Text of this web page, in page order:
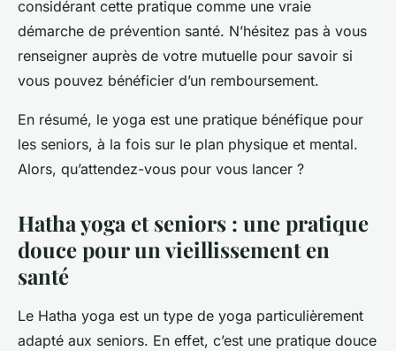
considérant cette pratique comme une vraie
démarche de prévention santé. N’hésitez pas à vous
renseigner auprès de votre mutuelle pour savoir si
vous pouvez bénéficier d’un remboursement.
En résumé, le yoga est une pratique bénéfique pour
les seniors, à la fois sur le plan physique et mental.
Alors, qu’attendez-vous pour vous lancer ?
Hatha yoga et seniors : une pratique
douce pour un vieillissement en
santé
Le Hatha yoga est un type de yoga particulièrement
adapté aux seniors. En effet, c’est une pratique douce